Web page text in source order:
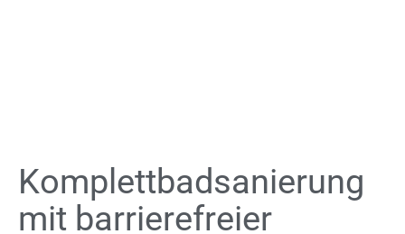
Komplettbadsanierung
mit barrierefreier